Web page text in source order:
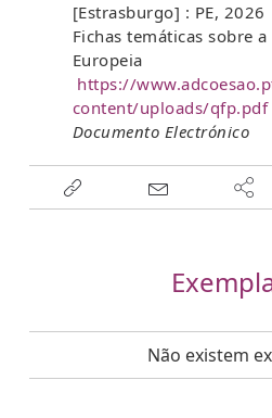
[Estrasburgo] : PE, 2026
Fichas temáticas sobre
Europeia
https://
content/uploads/qfp.pdf
Documento Electrónico
Não existem